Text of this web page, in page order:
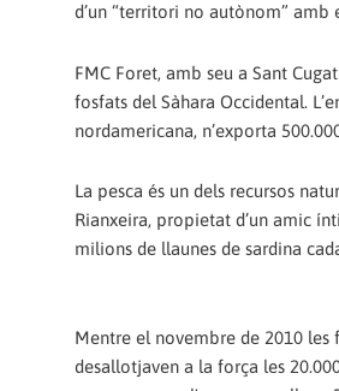
d’un “territori no autònom” amb
FMC Foret, amb seu a Sant
fosfats del Sàhara Occidental.
nordamericana, n’exporta
La pesca és un dels recursos
Rianxeira, propietat d’un amic
milions de llaunes de sardina
Mentre el novembre de 2010
desallotjaven a la força les